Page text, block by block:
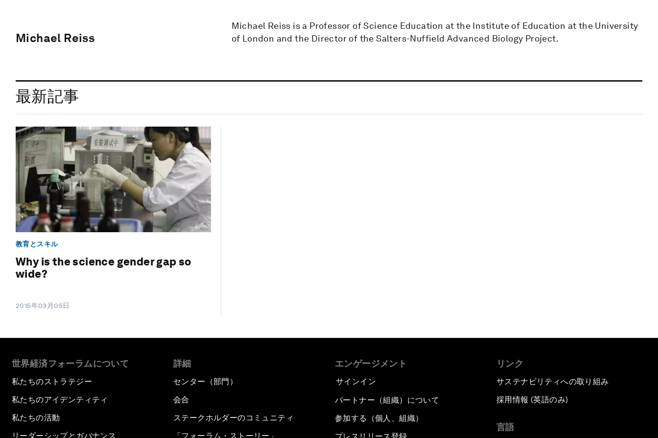
Michael Reiss
Michael Reiss is a Professor of Science Education at the Institute of Education at the University
of London and the Director of the Salters-Nuffield Advanced Biology Project.
最新記事
教育とスキル
Why is the science gender gap so
wide?
2015年03月05日
世界経済フォーラムについて
私たちのストラテジー
私たちのアイデンティティ
私たちの活動
リーダーシップとガバナンス
詳細
センター（部門）
会合
ステークホルダーのコミュニティ
「フォーラム・ストーリー」
エンゲージメント
サインイン
パートナー（組織）について
参加する（個人、組織）
リンク
サステナビリティへの取り組み
採用情報 (英語のみ)
言語